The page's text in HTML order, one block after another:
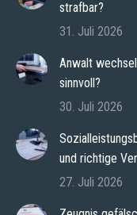
strafbar?
31. Juli 2026
Anwalt
sinnvoll?
30. Juli 2026
und richtige
27. Juli 2026